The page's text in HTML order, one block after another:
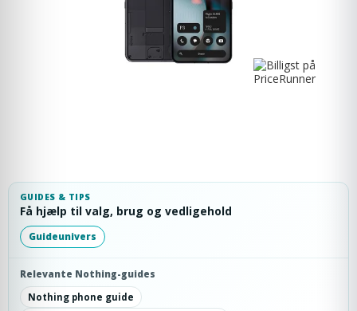
GUIDES & TIPS
Få hjælp til valg, brug og vedligehold
Guideunivers
Relevante Nothing-guides
Nothing phone guide